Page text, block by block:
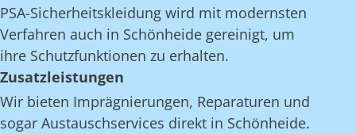
PSA-Sicherheitskleidung wird mit modernsten
Verfahren auch in Schönheide gereinigt, um
ihre Schutzfunktionen zu erhalten.
Zusatzleistungen
Wir bieten Imprägnierungen, Reparaturen und
sogar Austauschservices direkt in Schönheide.